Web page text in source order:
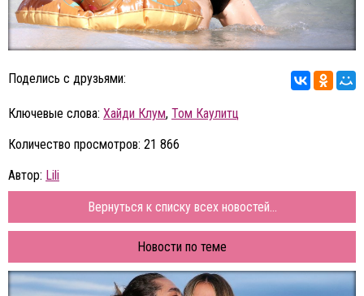
Поделись с друзьями:
Ключевые слова: Хайди Клум, Том Каулитц
Количество просмотров: 21 866
Автор: Lili
Вернуться к списку всех новостей...
Новости по теме